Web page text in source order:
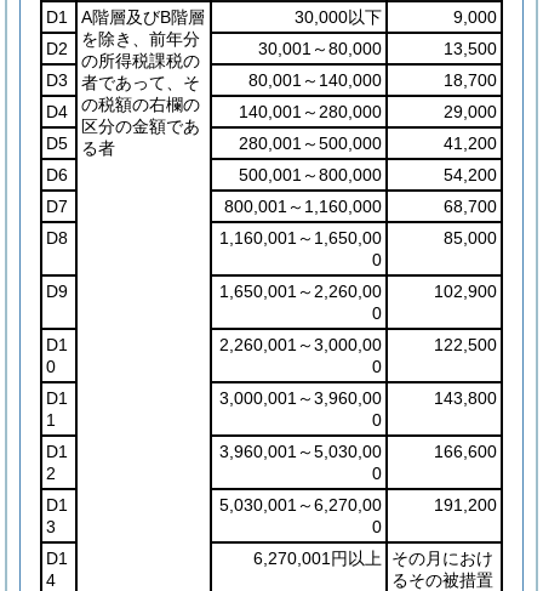
D1
A階層及びB階層
を除き、前年分
の所得税課税の
者であって、そ
の税額の右欄の
区分の金額であ
る者
30,000以下
9,000
D2
30,001～80,000
13,500
D3
80,001～140,000
18,700
D4
140,001～280,000
29,000
D5
280,001～500,000
41,200
D6
500,001～800,000
54,200
D7
800,001～1,160,000
68,700
D8
1,160,001～1,650,00
0
85,000
D9
1,650,001～2,260,00
0
102,900
D1
0
2,260,001～3,000,00
0
122,500
D1
1
3,000,001～3,960,00
0
143,800
D1
2
3,960,001～5,030,00
0
166,600
D1
3
5,030,001～6,270,00
0
191,200
D1
4
6,270,001円以上
その月におけ
るその被措置